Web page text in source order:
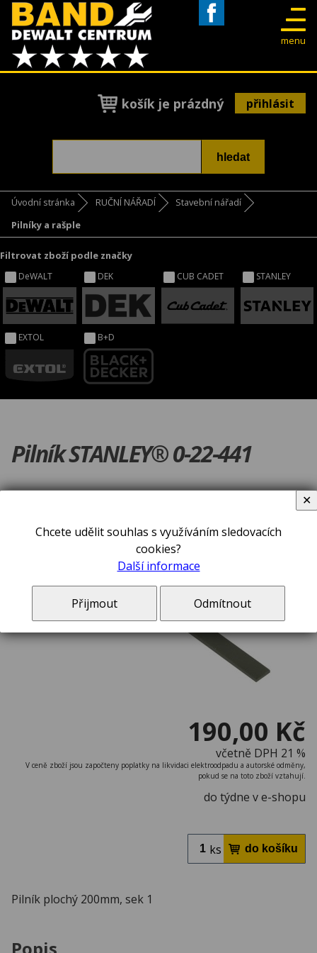
menu
košík je prázdný přihlásit
Úvodní stránka RUČNÍ NÁŘADÍ
Stavební nářadí
Pilníky a rašple
Filtrovat zboží podle značky
DeWALT DEK CUB CADET STANLEY
EXTOL B+D
Pilník STANLEY® 0-22-441
190,00 Kč
včetně DPH 21 %
V ceně zboží jsou započteny poplatky na likvidaci elektroodpadu a autorské odměny,
pokud se na toto zboží vztahují.
do týdne v e-shopu
ks
Pilník plochý 200mm, sek 1
Popis
Chcete udělit souhlas s využíváním sledovacích
cookies?
Další informace
Přijmout Odmítnout
✕